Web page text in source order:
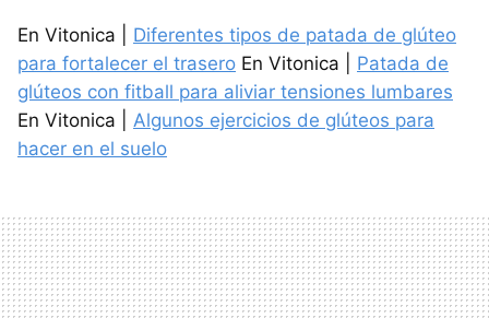
En Vitonica | Diferentes tipos de patada de glúteo
para fortalecer el trasero En Vitonica | Patada de
glúteos con fitball para aliviar tensiones lumbares
En Vitonica | Algunos ejercicios de glúteos para
hacer en el suelo